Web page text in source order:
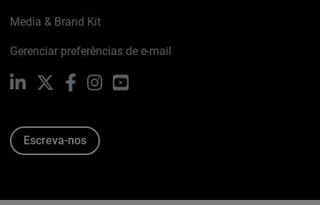
Media & Brand Kit
Gerenciar preferências de e-mail
LinkedIn FacebookInstagramYouTube
Escreva-nos